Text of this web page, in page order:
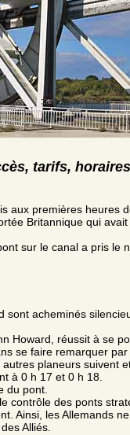
tarifs, horaires
aux premières heures
Britannique qui
sur le canal a pris le
sont acheminés
Howard, réussit à se
se faire remarquer par
planeurs suivent
à 0 h 17 et 0 h 18.
du pont.
contrôle des ponts
Ainsi, les Allemands
Alliés.